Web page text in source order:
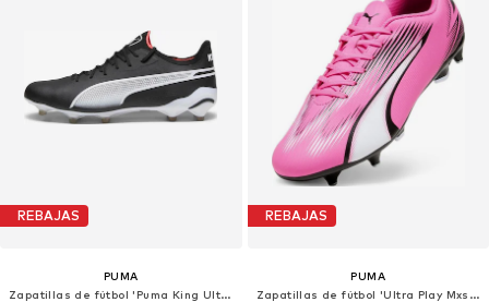
REBAJAS
PUMA
Zapatillas de fútbol 'Puma King Ultimate FG AG'
REBAJAS
PUMA
Zapatillas de fútbol 'Ultra Play Mxsg'